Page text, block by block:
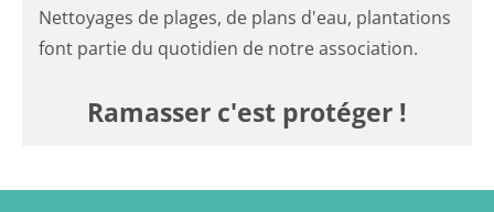
Nettoyages de plages, de plans d'eau, plantations
font partie du quotidien de notre association.
Ramasser c'est protéger !